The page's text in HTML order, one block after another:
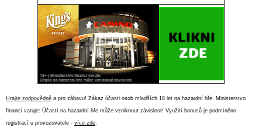
Hrajte zodpovědně a pro zábavu! Zákaz účasti osob mladších 18 let na hazardní hře. Ministerstvo
financí varuje: Účastí na hazardní hře může vzniknout závislost! Využití bonusů je podmíněno
registrací u provozovatele - více zde